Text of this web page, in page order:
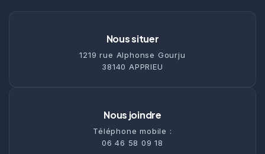
Nous situer
1219 rue Alphonse Gourju
38140 APPRIEU
Nous joindre
Téléphone mobile :
06 46 58 09 18